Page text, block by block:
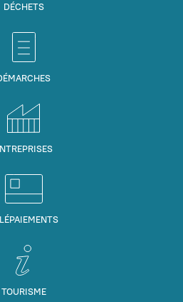
DÉCHETS
TOURISME